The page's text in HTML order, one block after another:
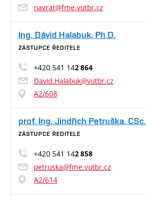
navrat@fme.vutbr.cz
Ing. Dávid Halabuk, Ph.D.
ZÁSTUPCE ŘEDITELE
+420 541 142 864
David.Halabuk@vutbr.cz
A2/608
prof. Ing. Jindřich Petruška, CSc.
ZÁSTUPCE ŘEDITELE
+420 541 142 858
petruska@fme.vutbr.cz
A2/614